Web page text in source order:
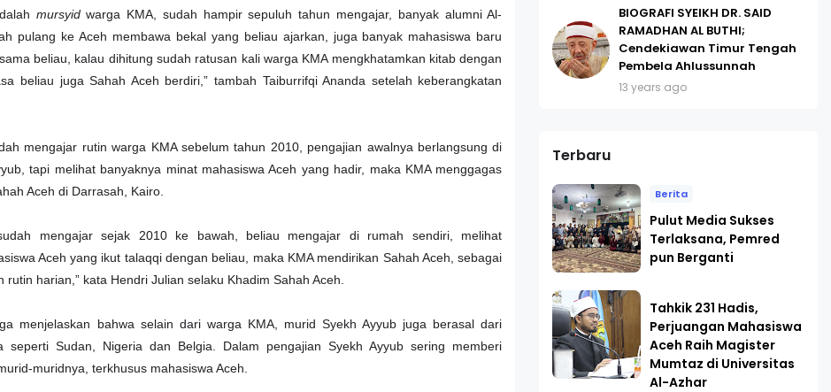
mursyidwarga KMA, sudah hampir sepuluh tahun mengajar, banyak alumni Al-
pulang ke Aceh membawa bekal yang beliau ajarkan, juga banyak mahasiswa baru
beliau, kalau dihitung sudah ratusan kali warga KMA mengkhatamkan kitab dengan
beliau juga Sahah Aceh berdiri,” tambah Taiburrifqi Ananda setelah keberangkatan
mengajar rutin warga KMA sebelum tahun 2010, pengajian awalnya berlangsung di
tapi melihat banyaknya minat mahasiswa Aceh yang hadir, maka KMA menggagas
Aceh di Darrasah, Kairo.
mengajar sejak 2010 ke bawah, beliau mengajar di rumah sendiri, melihat
Aceh yang ikut talaqqi dengan beliau, maka KMA mendirikan Sahah Aceh, sebagai
rutin harian,” kata Hendri Julian selaku Khadim Sahah Aceh.
menjelaskan bahwa selain dari warga KMA, murid Syekh Ayyub juga berasal dari
seperti Sudan, Nigeria dan Belgia. Dalam pengajian Syekh Ayyub sering memberi
muridnya, terkhusus mahasiswa Aceh.
BIOGRAFI SYEIKH DR. SAID
RAMADHAN AL BUTHI;
Cendekiawan Timur Tengah
Pembela Ahlussunnah
13 years ago
Terbaru
Berita
Pulut Media Sukses
Terlaksana, Pemred
pun Berganti
Tahkik 231 Hadis,
Perjuangan Mahasiswa
Aceh Raih Magister
Mumtaz di Universitas
Al-Azhar